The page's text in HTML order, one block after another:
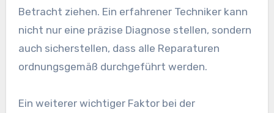
Betracht ziehen. Ein erfahrener Techniker kann
nicht nur eine präzise Diagnose stellen, sondern
auch sicherstellen, dass alle Reparaturen
ordnungsgemäß durchgeführt werden.
Ein weiterer wichtiger Faktor bei der